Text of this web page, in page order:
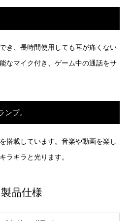
き、長時間使用しても耳が痛くない
なマイク付き、ゲーム中の通話をサ
ンプ。
搭載しています。音楽や動画を楽し
ラキラと光ります。
製品仕様